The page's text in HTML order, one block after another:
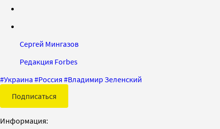
Сергей Мингазов
Редакция Forbes
#Украина #Россия #Владимир Зеленский
Подписаться
Информация: